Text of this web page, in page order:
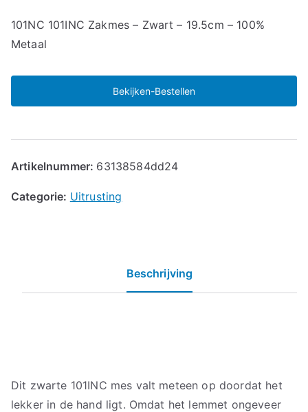
101NC 101INC Zakmes – Zwart – 19.5cm – 100%
Metaal
Bekijken-Bestellen
Artikelnummer: 63138584dd24
Categorie: Uitrusting
Beschrijving
Dit zwarte 101INC mes valt meteen op doordat het
lekker in de hand ligt. Omdat het lemmet ongeveer